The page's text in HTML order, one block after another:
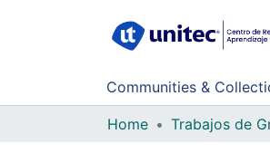
Communities &
Home Trabajos de